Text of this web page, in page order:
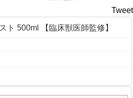
Tweet
ト 500ml 【臨床獣医師監修】